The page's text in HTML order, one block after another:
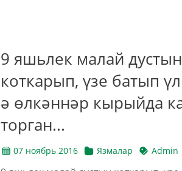
9 яшьлек малай дустын
коткарып, үзе батып
ә өлкәннәр кырыйда
торган...
07 ноябрь 2016 Язмалар Admin